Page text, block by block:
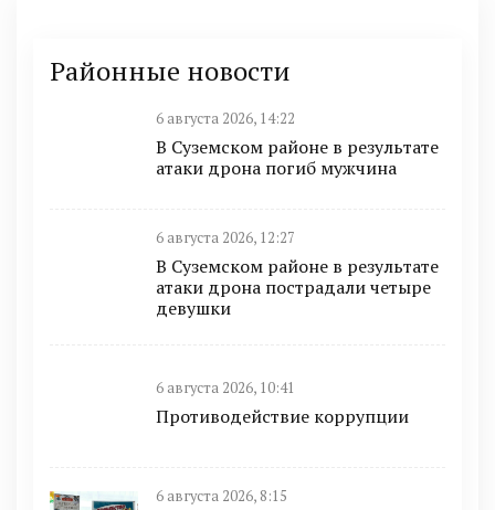
Районные новости
6 августа 2026, 14:22
В Суземском районе в результате
атаки дрона погиб мужчина
6 августа 2026, 12:27
В Суземском районе в результате
атаки дрона пострадали четыре
девушки
6 августа 2026, 10:41
Противодействие коррупции
6 августа 2026, 8:15